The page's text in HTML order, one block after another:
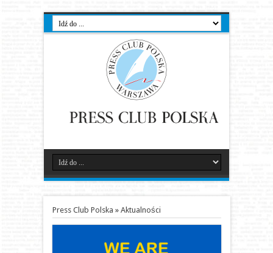
Press Club Polska » Aktualności